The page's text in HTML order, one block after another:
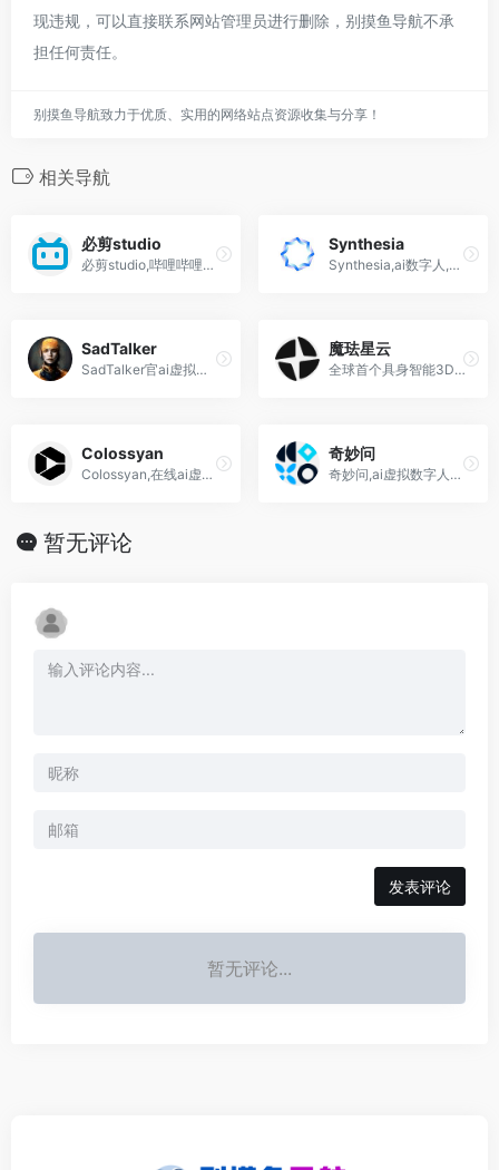
现违规，可以直接联系网站管理员进行删除，别摸鱼导航不承
担任何责任。
别摸鱼导航致力于优质、实用的网络站点资源收集与分享！
相关导航
必剪studio
必剪studio,哔哩哔哩推出的免费ai数字人分身定制工具
Synthesia
Synthesia,ai数字人,虚拟人主播,文字生成视频网站
SadTalker
SadTalker官ai虚拟人,数字人,一张图片,一段音频,合成面部说这段语音的视频
魔珐星云
全球首个具身智能3D数字人开放平台，通过自研文生多模态大模型把文本或语音实时转化为同步的语音、微表情、眼神、手势与全身动作，端到端延迟低于1.5秒，百元级芯片即可流畅驱动，打破高质量、低延时、低成本“不可能三角
Colossyan
Colossyan,在线ai虚拟数字人,虚拟主播软件工具网站
奇妙问
奇妙问,ai虚拟数字人平台,开启数字人3.0时代
暂无评论
发表评论
暂无评论...